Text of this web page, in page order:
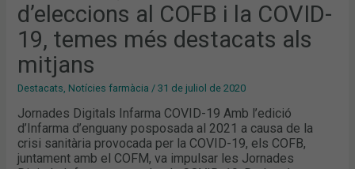
d’eleccions al COFB i la COVID-
19, temes més destacats als
mitjans
Destacats, Notícies farmàcia /31 de juliol de 2020
Jornades Digitals Infarma COVID-19 Amb l’edició
d’Infarma d’enguany posposada al 2021 a causa de la
crisi sanitària provocada per la COVID-19, els COFB,
juntament amb el COFM, va impulsar les Jornades
19,
TEMES
MÉS
DESTACATS
ALS
MITJANS